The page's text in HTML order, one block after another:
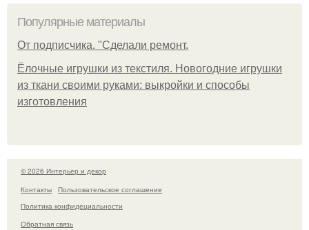
Популярные материалы
От подписчика. "Сделали ремонт.
Ёлочные игрушки из текстиля. Новогодние игрушки
из ткани своими руками: выкройки и способы
изготовления
© 2026 Интерьер и декор
Контакты
Пользовательское соглашение
Политика конфидециальности
Обратная связь